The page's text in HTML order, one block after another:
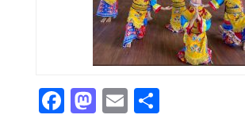
F M E S